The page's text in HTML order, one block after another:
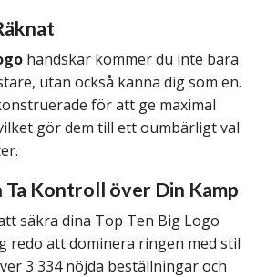
handskar kommer du inte bara
utan också känna dig som en.
för att ge maximal
gör dem till ett oumbärligt val
Ta Kontroll över Din Kamp
säkra dina Top Ten Big Logo
redo att dominera ringen med stil
3 334 nöjda beställningar och